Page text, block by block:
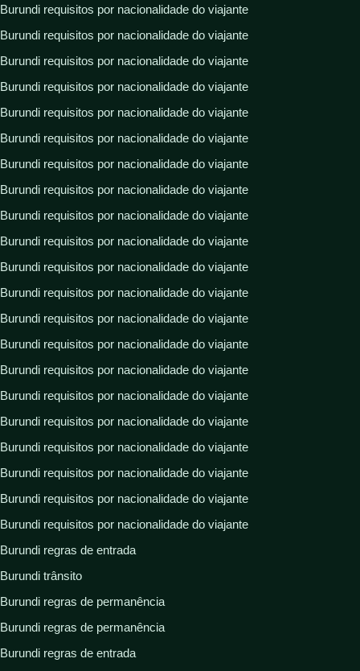
Burundi requisitos por nacionalidade do viajante
Burundi requisitos por nacionalidade do viajante
Burundi requisitos por nacionalidade do viajante
Burundi requisitos por nacionalidade do viajante
Burundi requisitos por nacionalidade do viajante
Burundi requisitos por nacionalidade do viajante
Burundi requisitos por nacionalidade do viajante
Burundi requisitos por nacionalidade do viajante
Burundi requisitos por nacionalidade do viajante
Burundi requisitos por nacionalidade do viajante
Burundi requisitos por nacionalidade do viajante
Burundi requisitos por nacionalidade do viajante
Burundi requisitos por nacionalidade do viajante
Burundi requisitos por nacionalidade do viajante
Burundi requisitos por nacionalidade do viajante
Burundi requisitos por nacionalidade do viajante
Burundi requisitos por nacionalidade do viajante
Burundi requisitos por nacionalidade do viajante
Burundi requisitos por nacionalidade do viajante
Burundi requisitos por nacionalidade do viajante
Burundi requisitos por nacionalidade do viajante
Burundi regras de entrada
Burundi trânsito
Burundi regras de permanência
Burundi regras de permanência
Burundi regras de entrada